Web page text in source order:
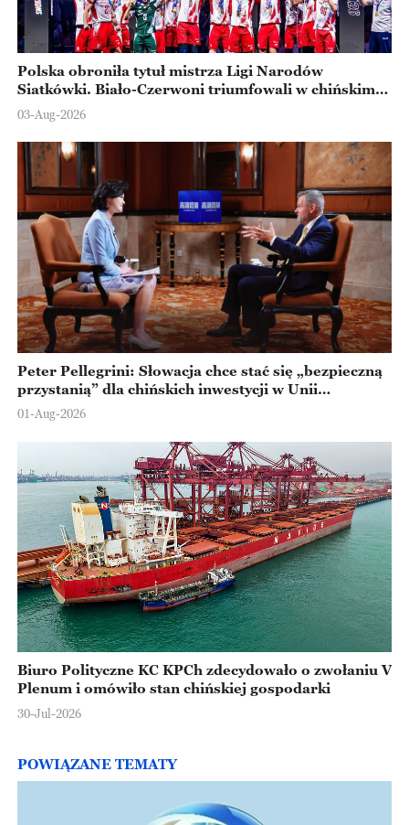
Polska obroniła tytuł mistrza Ligi Narodów
Siatkówki. Biało-Czerwoni triumfowali w chińskim
Ningbo
03-Aug-2026
Peter Pellegrini: Słowacja chce stać się „bezpieczną
przystanią” dla chińskich inwestycji w Unii
Europejskiej
01-Aug-2026
Biuro Polityczne KC KPCh zdecydowało o zwołaniu V
Plenum i omówiło stan chińskiej gospodarki
30-Jul-2026
POWIĄZANE TEMATY